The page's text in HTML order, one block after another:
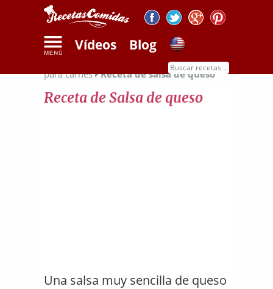
Vídeos Blog
Recetas de salsas
para carnes
Receta de salsa de queso
Receta de Salsa de queso
Una salsa muy sencilla de queso